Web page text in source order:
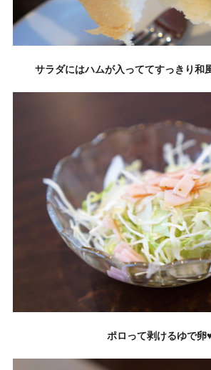
サラダにはハムが入っててすっきり和
ポロって剥けるゆで卵